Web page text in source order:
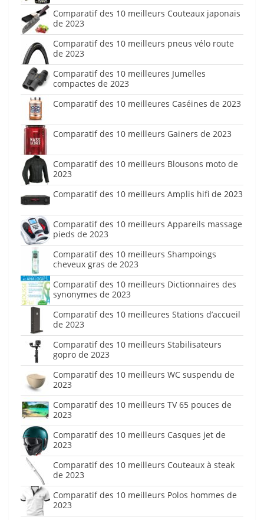
Comparatif des 10 meilleurs Couteaux japonais
de 2023
Comparatif des 10 meilleurs pneus vélo route
de 2023
Comparatif des 10 meilleures Jumelles
compactes de 2023
Comparatif des 10 meilleures Caséines de 2023
Comparatif des 10 meilleurs Gainers de 2023
Comparatif des 10 meilleurs Blousons moto de
2023
Comparatif des 10 meilleurs Amplis hifi de 2023
Comparatif des 10 meilleurs Appareils massage
pieds de 2023
Comparatif des 10 meilleurs Shampoings
cheveux gras de 2023
Comparatif des 10 meilleurs Dictionnaires des
synonymes de 2023
Comparatif des 10 meilleures Stations d’accueil
de 2023
Comparatif des 10 meilleurs Stabilisateurs
gopro de 2023
Comparatif des 10 meilleurs WC suspendu de
2023
Comparatif des 10 meilleurs TV 65 pouces de
2023
Comparatif des 10 meilleurs Casques jet de
2023
Comparatif des 10 meilleurs Couteaux à steak
de 2023
Comparatif des 10 meilleurs Polos hommes de
2023